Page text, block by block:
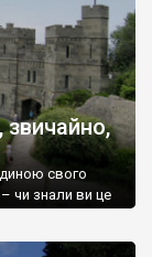
звичайно,
свого
чи знали ви це